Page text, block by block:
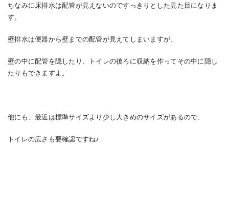
ちなみに床排水は配管が見えないのですっきりとした見た目になりま
す。
壁排水は便器から壁までの配管が見えてしまいますが、
壁の中に配管を隠したり、トイレの後ろに収納を作ってその中に隠し
たりもできますよ。
他にも、最近は標準サイズより少し大きめのサイズがあるので、
トイレの広さも要確認ですね♪